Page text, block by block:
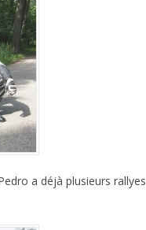
a déjà plusieurs rallyes